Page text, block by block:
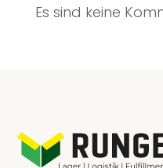
Es sind keine